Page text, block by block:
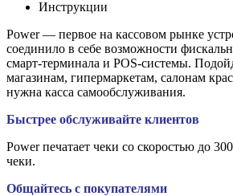
Инструкции
Power — первое на кассовом рынке
соединило в себе возможности
смарт-терминала и POS-системы.
магазинам, гипермаркетам, салонам
нужна касса самообслуживания.
Быстрее обслуживайте клиентов
Power печатает чеки со скоростью до
чеки.
Общайтесь с покупателями